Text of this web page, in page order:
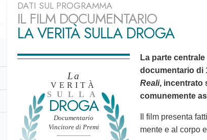
DATI SUL PROGRAMMA
IL FILM DOCUMENTARIO
LA VERITÀ SULLA DROGA
La
VERITÀ
SULLA
DROGA
Documentario
Vincitore di Premi
La parte
documentario di
Reali, incentrato
comunemente
Il film presenta
mente e al corpo